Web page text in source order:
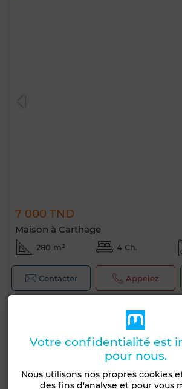
7 000 TND
Maison à Carthage
280 m² 4 Ch.
Contacter Appelez
Votre confidentialité est
pour nous.
Nous utilisons nos propres cookies
des fins d'analyse et pour vous